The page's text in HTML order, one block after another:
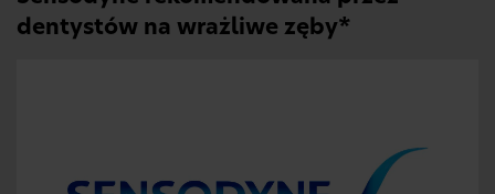
dentystów na wrażliwe zęby*